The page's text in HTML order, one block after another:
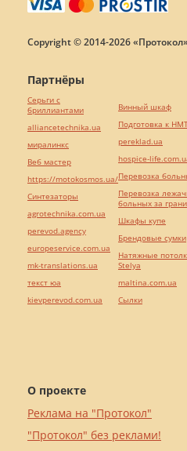
Copyright © 2014-2026
О проекте
Реклама на "Протокол"
"Протокол" без реклами!
Партнёры
Серьги с
бриллиантами
alliancetechnika.ua
миралинкс
Веб мастер
https://motokosmos.ua/
Синтезаторы
agrotechnika.com.ua
perevod.agency
europeservice.com.ua
mk-translations.ua
текст юа
kievperevod.com.ua
Винный шкаф
Подготовка к
pereklad.ua
hospice-
Перевозка
Перевозка
больных за
Шкафы купе
Брендовые сумки
Натяжные
Stelya
maltina.com.ua
Cылки